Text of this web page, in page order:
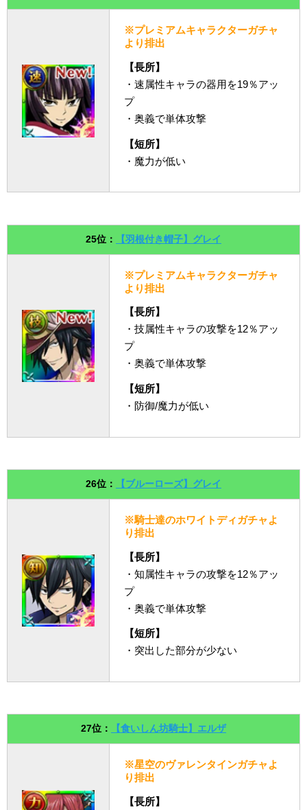
※プレミアムキャラクターガチャ
より排出
【長所】
・速属性キャラの器用を19％アッ
プ
・奥義で単体攻撃
【短所】
・魔力が低い
25位： 【羽根付き帽子】グレイ
※プレミアムキャラクターガチャ
より排出
【長所】
・技属性キャラの攻撃を12％アッ
プ
・奥義で単体攻撃
【短所】
・防御/魔力が低い
26位： 【ブルーローズ】グレイ
※騎士達のホワイトディガチャよ
り排出
【長所】
・知属性キャラの攻撃を12％アッ
プ
・奥義で単体攻撃
【短所】
・突出した部分が少ない
27位： 【食いしん坊騎士】エルザ
※星空のヴァレンタインガチャよ
り排出
【長所】